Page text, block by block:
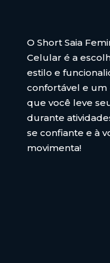
O Short Saia
Celular é a
estilo e
confortável e um
que você leve
durante
se confiante e à
movimenta!